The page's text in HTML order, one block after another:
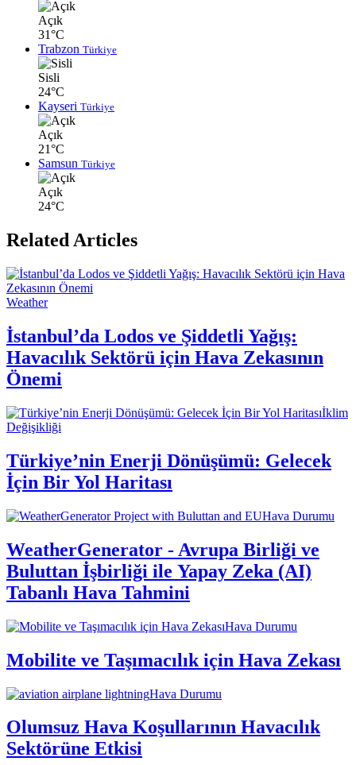
Açık
31°C
Trabzon Türkiye
Sisli
24°C
Kayseri Türkiye
Açık
21°C
Samsun Türkiye
Açık
24°C
Related Articles
Weather
İstanbul’da Lodos ve Şiddetli Yağış:
Havacılık Sektörü için Hava Zekasının
Önemi
İklim
Değişikliği
Türkiye’nin Enerji Dönüşümü: Gelecek
İçin Bir Yol Haritası
Hava Durumu
WeatherGenerator - Avrupa Birliği ve
Buluttan İşbirliği ile Yapay Zeka (AI)
Tabanlı Hava Tahmini
Hava Durumu
Mobilite ve Taşımacılık için Hava Zekası
Hava Durumu
Olumsuz Hava Koşullarının Havacılık
Sektörüne Etkisi